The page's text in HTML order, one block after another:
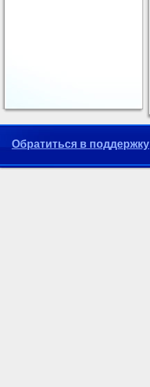
Обратиться в поддержку